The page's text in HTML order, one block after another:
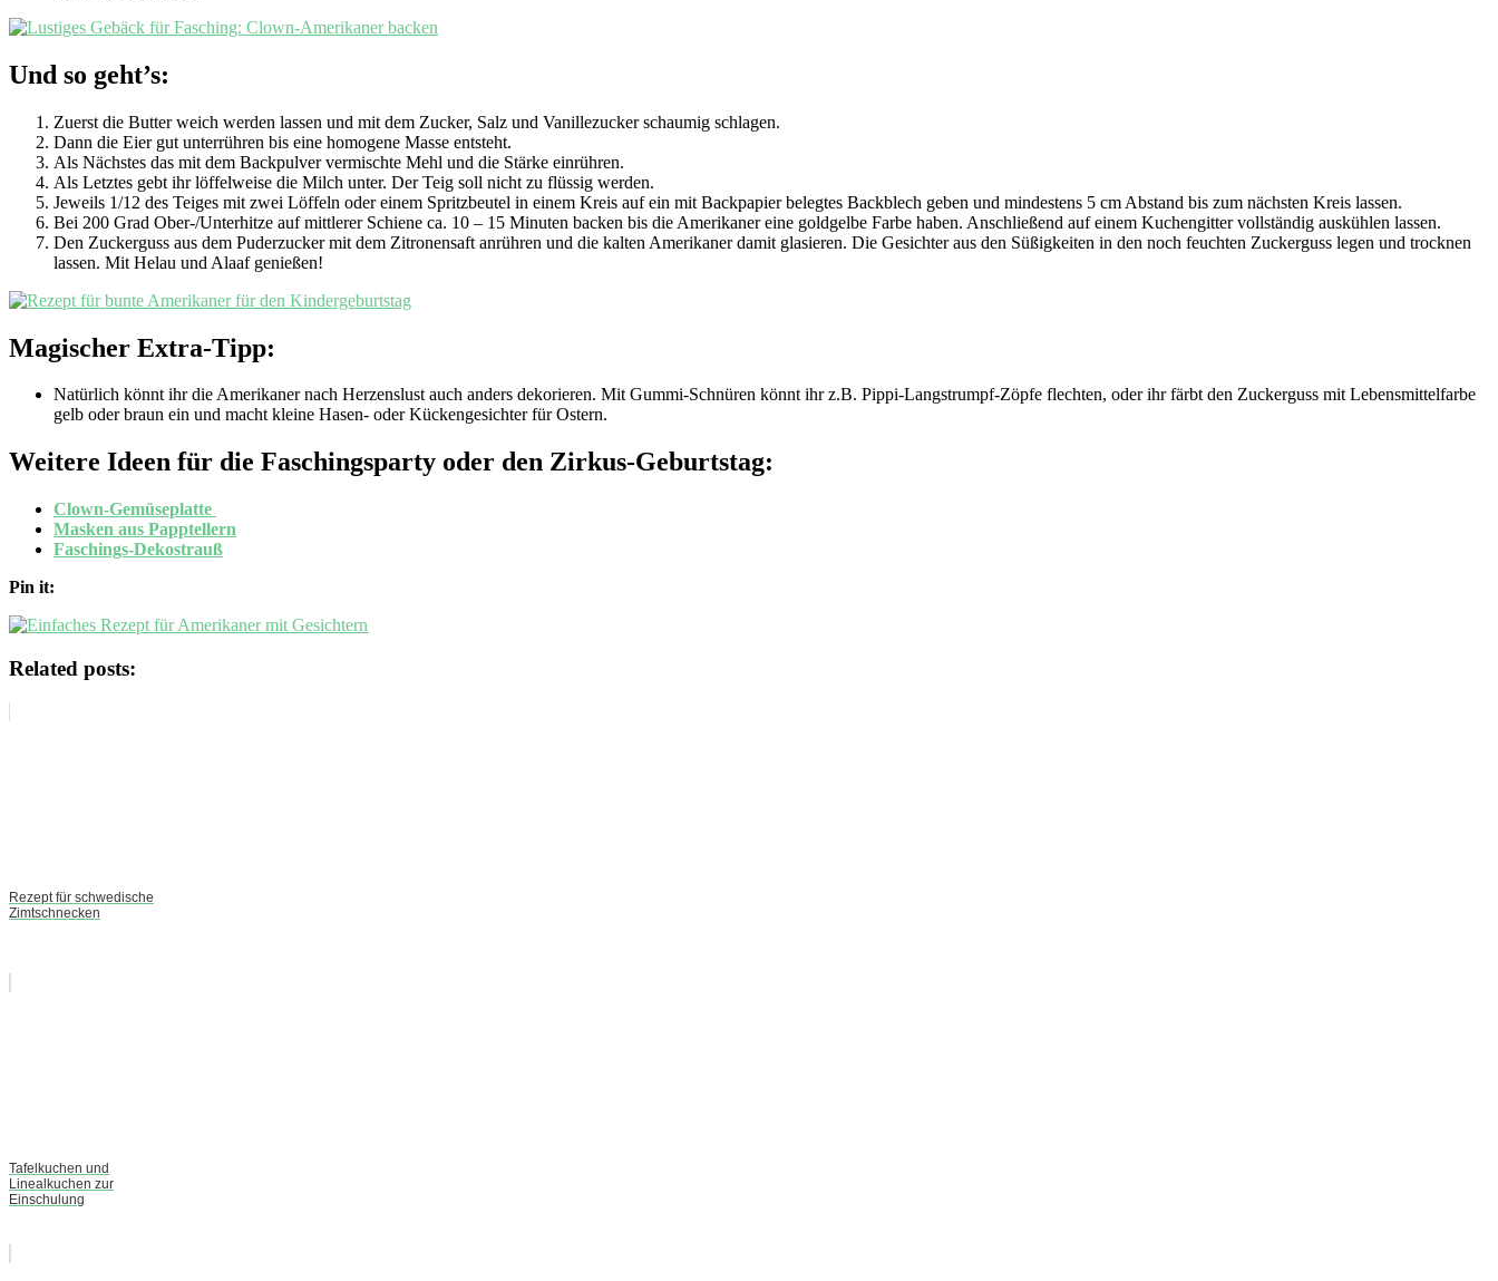
Und so geht’s:
Zuerst die Butter weich werden lassen und mit dem Zucker, Salz und Vanillezucker schaumig schlagen.
Dann die Eier gut unterrühren bis eine homogene Masse entsteht.
Als Nächstes das mit dem Backpulver vermischte Mehl und die Stärke einrühren.
Als Letztes gebt ihr löffelweise die Milch unter. Der Teig soll nicht zu flüssig werden.
Jeweils 1/12 des Teiges mit zwei Löffeln oder einem Spritzbeutel in einem Kreis auf ein mit Backpapier belegtes Backblech geben und mindestens 5 cm Abstand bis zum nächsten Kreis lassen.
Bei 200 Grad Ober-/Unterhitze auf mittlerer Schiene ca. 10 – 15 Minuten backen bis die Amerikaner eine goldgelbe Farbe haben. Anschließend auf einem Kuchengitter vollständig auskühlen lassen.
Den Zuckerguss aus dem Puderzucker mit dem Zitronensaft anrühren und die kalten Amerikaner damit glasieren. Die Gesichter aus den Süßigkeiten in den noch feuchten Zuckerguss legen und trocknen
lassen. Mit Helau und Alaaf genießen!
Magischer Extra-Tipp:
Natürlich könnt ihr die Amerikaner nach Herzenslust auch anders dekorieren. Mit Gummi-Schnüren könnt ihr z.B. Pippi-Langstrumpf-Zöpfe flechten, oder ihr färbt den Zuckerguss mit Lebensmittelfarbe
gelb oder braun ein und macht kleine Hasen- oder Kückengesichter für Ostern.
Weitere Ideen für die Faschingsparty oder den Zirkus-Geburtstag:
Clown-Gemüseplatte
Masken aus Papptellern
Faschings-Dekostrauß
Pin it:
Related posts:
Rezept für schwedische
Zimtschnecken
Tafelkuchen und
Linealkuchen zur
Einschulung